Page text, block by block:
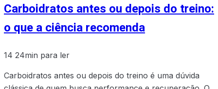
Carboidratos antes ou depois do treino:
o que a ciência recomenda
14 24min para ler
Carboidratos antes ou depois do treino é uma dúvida